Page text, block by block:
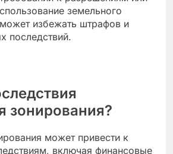
земельного
избежать штрафов и
последствий.
зонирования?
может привести к
включая финансовые